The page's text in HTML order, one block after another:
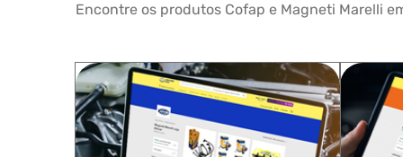
Encontre os produtos Cofap e Magneti Marelli